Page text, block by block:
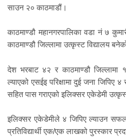
साउन २० काठमाडौं।
काठमाण्डौ महानगरपालिका वडा नं ७
काठमाण्डौ जिल्लामा उत्कृस्ट विद्यालय
देश भरबाट ४२ र काठमाण्डौ जिल्लामा
ल्याएको एसईइ परिक्षामा दुई जना जिपिए ४
सहित पास गराएको इलिक्सर एकेडेमी
इलिक्सर एकेडेमीले ४ जिपिए ल्याउन सफल
प्रतिविद्यार्थी एक/एक लाखको पुरस्कार